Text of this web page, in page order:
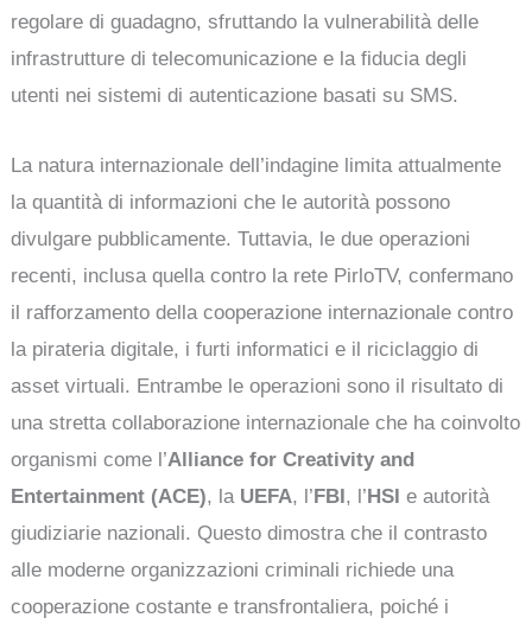
regolare di guadagno, sfruttando la vulnerabilità delle
infrastrutture di telecomunicazione e la fiducia degli
utenti nei sistemi di autenticazione basati su SMS.
La natura internazionale dell’indagine limita attualmente
la quantità di informazioni che le autorità possono
divulgare pubblicamente. Tuttavia, le due operazioni
recenti, inclusa quella contro la rete PirloTV, confermano
il rafforzamento della cooperazione internazionale contro
la pirateria digitale, i furti informatici e il riciclaggio di
asset virtuali. Entrambe le operazioni sono il risultato di
una stretta collaborazione internazionale che ha coinvolto
organismi come l’Alliance for Creativity and
Entertainment (ACE), la UEFA, l’FBI, l’HSI e autorità
giudiziarie nazionali. Questo dimostra che il contrasto
alle moderne organizzazioni criminali richiede una
cooperazione costante e transfrontaliera, poiché i